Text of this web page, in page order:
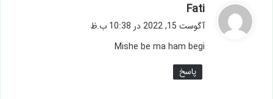
Fati
ف
:
آگوست 15, 2022 در 10:38 ب.ظ
Mishe be ma ham begi
پاسخ